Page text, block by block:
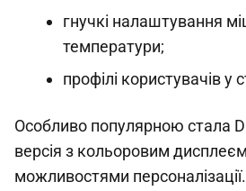
гнучкі налаштування
температури;
профілі користувачів
Особливо популярною стала
версія з кольоровим
можливостями